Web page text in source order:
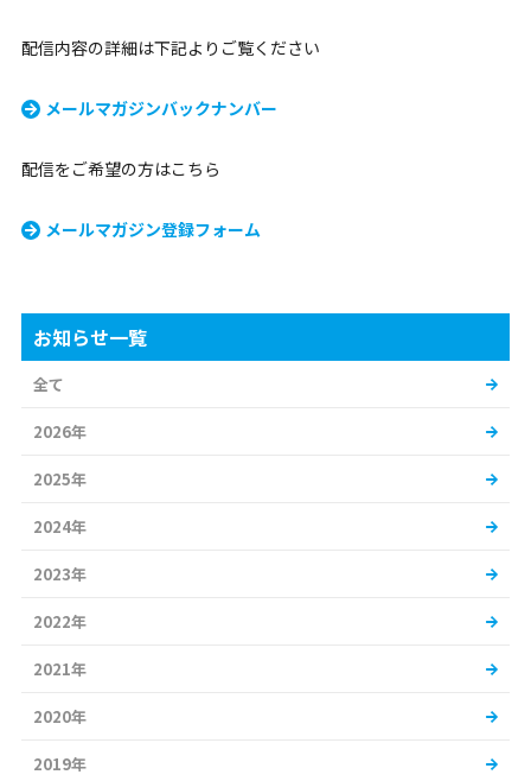
配信内容の詳細は下記よりご覧ください
メールマガジンバックナンバー
配信をご希望の方はこちら
メールマガジン登録フォーム
お知らせ一覧
全て
2026年
2025年
2024年
2023年
2022年
2021年
2020年
2019年